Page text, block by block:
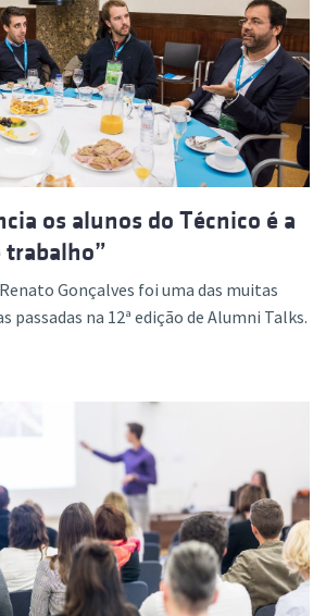
os alunos do Técnico é a
trabalho”
Gonçalves foi uma das muitas
passadas na 12ª edição de Alumni Talks.